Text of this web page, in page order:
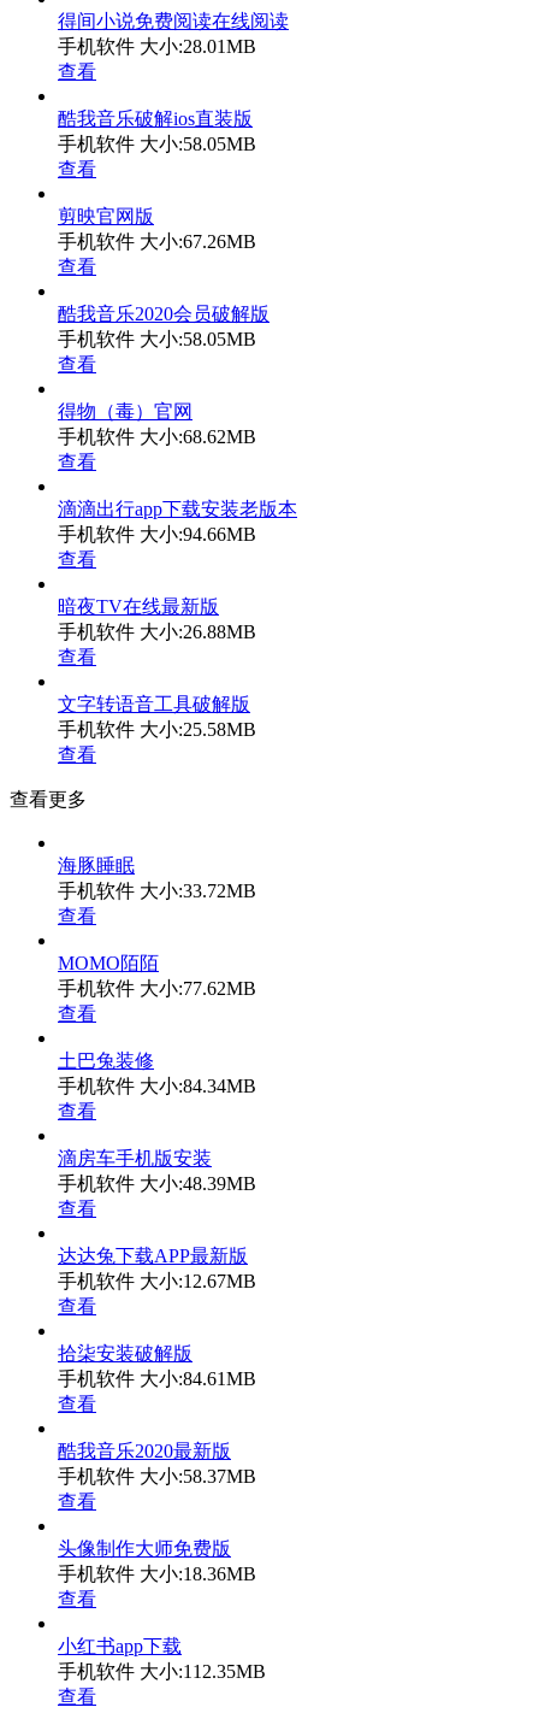
得间小说免费阅读在线阅读
手机软件 大小:28.01MB
查看
酷我音乐破解ios直装版
手机软件 大小:58.05MB
查看
剪映官网版
手机软件 大小:67.26MB
查看
酷我音乐2020会员破解版
手机软件 大小:58.05MB
查看
得物（毒）官网
手机软件 大小:68.62MB
查看
滴滴出行app下载安装老版本
手机软件 大小:94.66MB
查看
暗夜TV在线最新版
手机软件 大小:26.88MB
查看
文字转语音工具破解版
手机软件 大小:25.58MB
查看
查看更多
海豚睡眠
手机软件 大小:33.72MB
查看
MOMO陌陌
手机软件 大小:77.62MB
查看
土巴兔装修
手机软件 大小:84.34MB
查看
滴房车手机版安装
手机软件 大小:48.39MB
查看
达达兔下载APP最新版
手机软件 大小:12.67MB
查看
拾柒安装破解版
手机软件 大小:84.61MB
查看
酷我音乐2020最新版
手机软件 大小:58.37MB
查看
头像制作大师免费版
手机软件 大小:18.36MB
查看
小红书app下载
手机软件 大小:112.35MB
查看